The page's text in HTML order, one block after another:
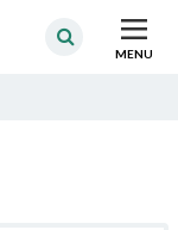
MENU